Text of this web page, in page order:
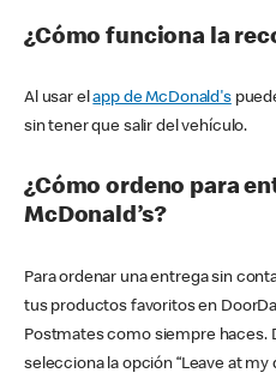
¿Cómo funciona la
Al usar elapp de McDonald's
sin tener que salir del vehículo.
¿Cómo ordeno para
McDonald’s?
Para ordenar una entrega sin
tus productos favoritos en
Postmates como siempre haces.
selecciona la opción “Leave at my